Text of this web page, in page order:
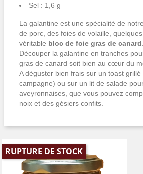
Sel : 1,6 g
La galantine est une spécialité de
de porc, des foies de volaille,
véritable bloc de foie gras de canard
Découper la galantine en tranches
gras de canard soit bien au cœur du
A déguster bien frais sur un toast
campagne) ou sur un lit de salade
aveyronnaises, que vous pouvez
noix et des gésiers confits.
RUPTURE DE STOCK